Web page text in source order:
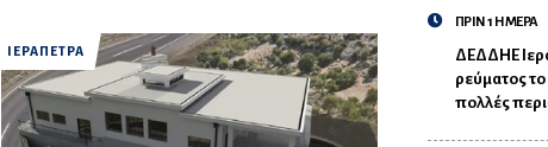
ΙΕΡΑΠΕΤΡΑ
ΠΡΙΝ 1 ΗΜΕΡΑ
ΔΕΔΔΗΕ
ρεύματος
πολλές